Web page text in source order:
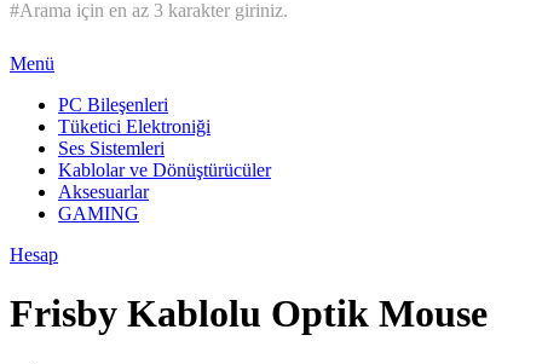
#Arama için en az 3 karakter giriniz.
Menü
PC Bileşenleri
Tüketici Elektroniği
Ses Sistemleri
Kablolar ve Dönüştürücüler
Aksesuarlar
GAMING
Hesap
Frisby Kablolu Optik Mouse